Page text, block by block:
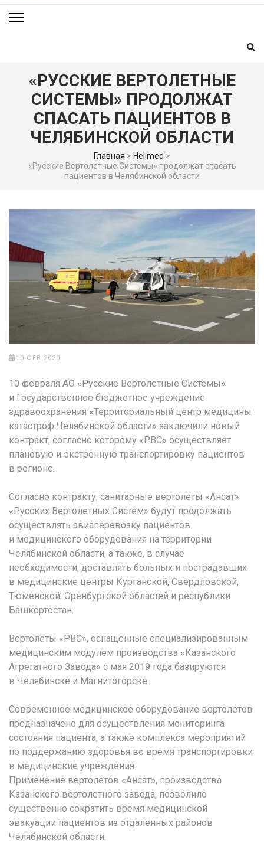
«РУССКИЕ ВЕРТОЛЕТНЫЕ
СИСТЕМЫ» ПРОДОЛЖАТ
СПАСАТЬ ПАЦИЕНТОВ В
ЧЕЛЯБИНСКОЙ ОБЛАСТИ
Главная > Helimed >
«Русские Вертолетные Системы» продолжат спасать
пациентов в Челябинской области
10 ФЕВ 2020
10 февраля АО «Русские Вертолетные Системы»
и Государственное бюджетное учреждение
здравоохранения «Территориальный центр медицины
катастроф Челябинской области» заключили новый
контракт, согласно которому «РВС» осуществляет
плановую и экстренную транспортировку пациентов
в регионе.
Согласно контракту, санитарные вертолеты «Ансат»
«Русских Вертолетных Систем» будут продолжать
осуществлять авиаперевозку пациентов
и медицинского оборудования на территории
Челябинской области, а также, в случае
необходимости, доставлять больных и пострадавших
в медицинские центры Курганской, Свердловской,
Тюменской, Оренбургской областей и республики
Башкортостан.
Вертолеты «РВС», оснащенные специализированным
медицинским модулем производства «Казанского
Агрегатного Завода» с мая 2019 года базируются
в Челябинске и Магнитогорске.
Современное медицинское оборудование вертолетов
предназначено для осуществления мониторинга
состояния пациента, а также комплекса мероприятий
по поддержанию здоровья во время транспортировки
в медицинские учреждения.
Применение вертолетов «Ансат», производства
Казанского вертолетного завода, позволило
существенно сократить время медицинской
эвакуации пациентов из отдаленных районов
Челябинской области.